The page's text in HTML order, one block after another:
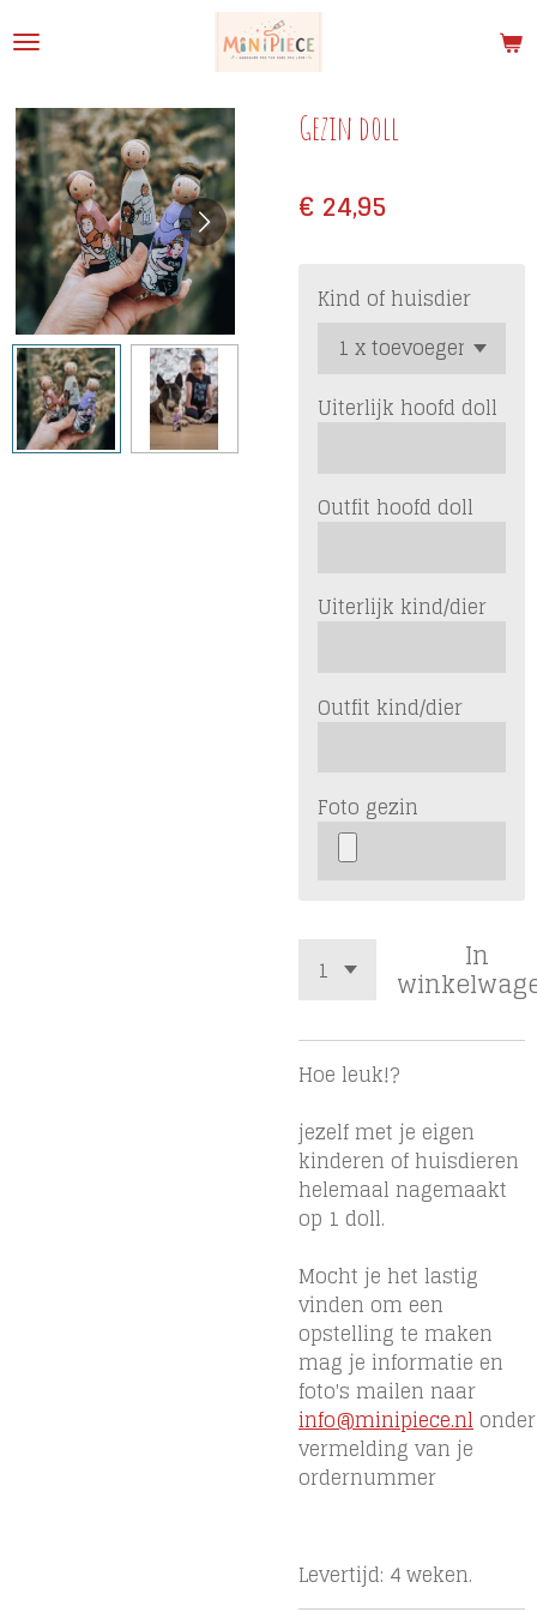
direct
de
hoofdinhoud
Gezin doll
€ 24,95
Kind of huisdier
Uiterlijk hoofd doll
Outfit hoofd doll
Uiterlijk kind/dier
Outfit kind/dier
Foto gezin
In
Hoe leuk!?
jezelf met je eigen
kinderen of huisdieren
helemaal nagemaakt
op 1 doll.
Mocht je het lastig
vinden om een
opstelling te maken
mag je informatie en
foto's mailen naar
info@minipiece.nl onder
vermelding van je
ordernummer
Levertijd: 4 weken.